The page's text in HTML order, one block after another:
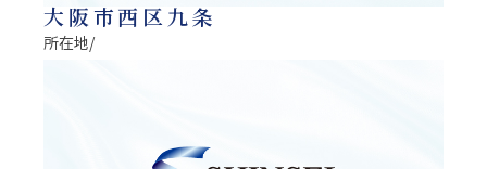
大阪市西区九条
所在地/